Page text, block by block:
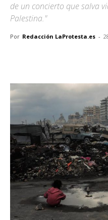
de un concierto que salva
Palestina."
Por Redacción LaProtesta.es -